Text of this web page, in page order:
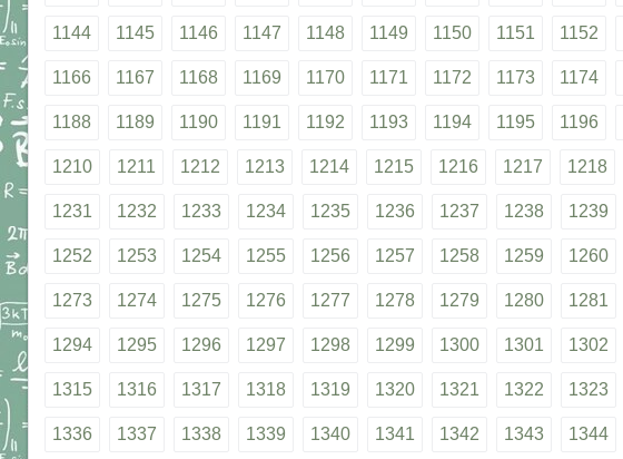
1144 1145 1146 1147 1148 1149 1150 1151 1152
1166 1167 1168 1169 1170 1171 1172 1173 1174
1188 1189 1190 1191 1192 1193 1194 1195 1196
1210 1211 1212 1213 1214 1215 1216 1217 1218
1231 1232 1233 1234 1235 1236 1237 1238 1239
1252 1253 1254 1255 1256 1257 1258 1259 1260
1273 1274 1275 1276 1277 1278 1279 1280 1281
1294 1295 1296 1297 1298 1299 1300 1301 1302
1315 1316 1317 1318 1319 1320 1321 1322 1323
1336 1337 1338 1339 1340 1341 1342 1343 1344